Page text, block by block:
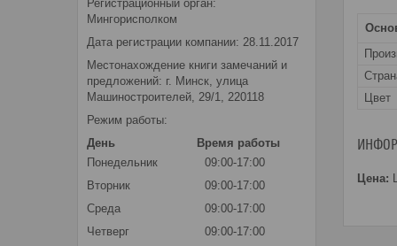
Цвет
Цена:
Регистрационный орган:
Мингорисполком
Дата регистрации компании: 28.11.2017
Местонахождение книги замечаний и
предложений: г. Минск, улица
Машиностроителей, 29/1, 220118
Режим работы:
День
Время работы
Понедельник
09:00-17:00
Вторник
09:00-17:00
Среда
09:00-17:00
Четверг
09:00-17:00